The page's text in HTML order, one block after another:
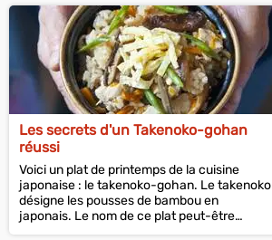
Les secrets d'un Takenoko-gohan
réussi
Voici un plat de printemps de la cuisine
japonaise : le takenoko-gohan. Le takenoko
désigne les pousses de bambou en
japonais. Le nom de ce plat peut-être
traduit en...